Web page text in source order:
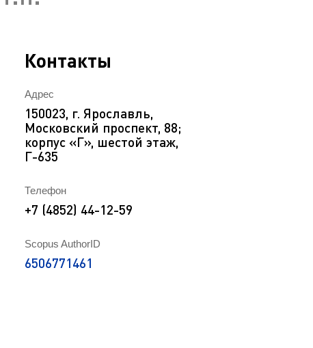
Контакты
Адрес
150023, г. Ярославль,
Московский проспект, 88;
корпус «Г», шестой этаж,
Г-635
Телефон
+7 (4852) 44-12-59
Scopus AuthorID
6506771461